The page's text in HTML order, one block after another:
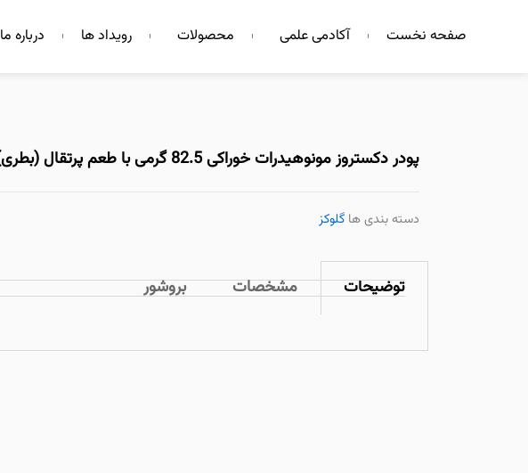
صفحه نخست آکادمی علمی محصولات رویداد ها درباره ما
پودر دکستروز مونوهیدرات خوراکی 82.5 گرمی با طعم پرتقال (بطری)
دسته بندی ها گلوکز
توضیحات مشخصات بروشور